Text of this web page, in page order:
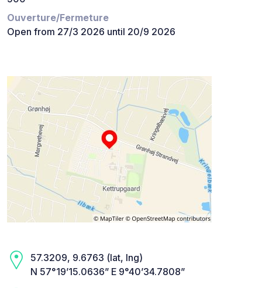
Ouverture/Fermeture
Open from 27/3 2026 until 20/9 2026
57.3209, 9.6763 (lat, lng)
N 57°19’15.0636” E 9°40’34.7808”